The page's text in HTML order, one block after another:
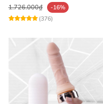
1.726.000₫
-16%
(376)